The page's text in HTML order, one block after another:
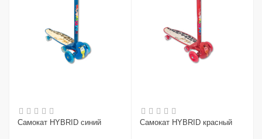
Самокат HYBRID синий Самокат HYBRID красный